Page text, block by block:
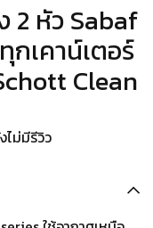
2 หัว Sabaf
กเคาน์เตอร์
Clean
ไม่มีรีวิว